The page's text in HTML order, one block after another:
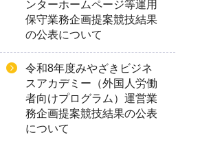
ンターホームページ等運用
保守業務企画提案競技結果
の公表について
令和8年度みやざきビジネ
スアカデミー（外国人労働
者向けプログラム）運営業
務企画提案競技結果の公表
について